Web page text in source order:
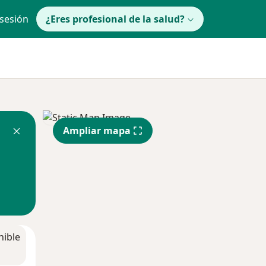
¿Eres profesional de la salud?
Ampliar mapa